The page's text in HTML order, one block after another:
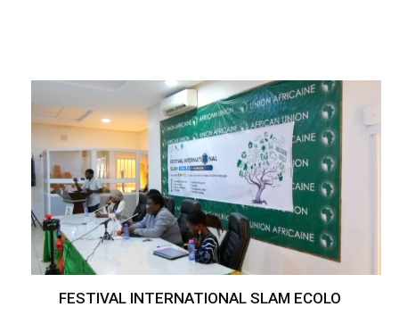
FESTIVAL INTERNATIONAL SLAM ECOLO